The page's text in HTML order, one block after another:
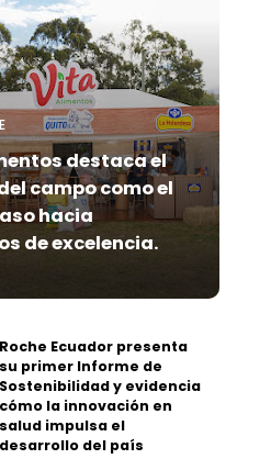
destaca el
campo como el
hacia
de excelencia.
Roche Ecuador presenta
su primer Informe de
Sostenibilidad y evidencia
cómo la innovación en
salud impulsa el
desarrollo del país